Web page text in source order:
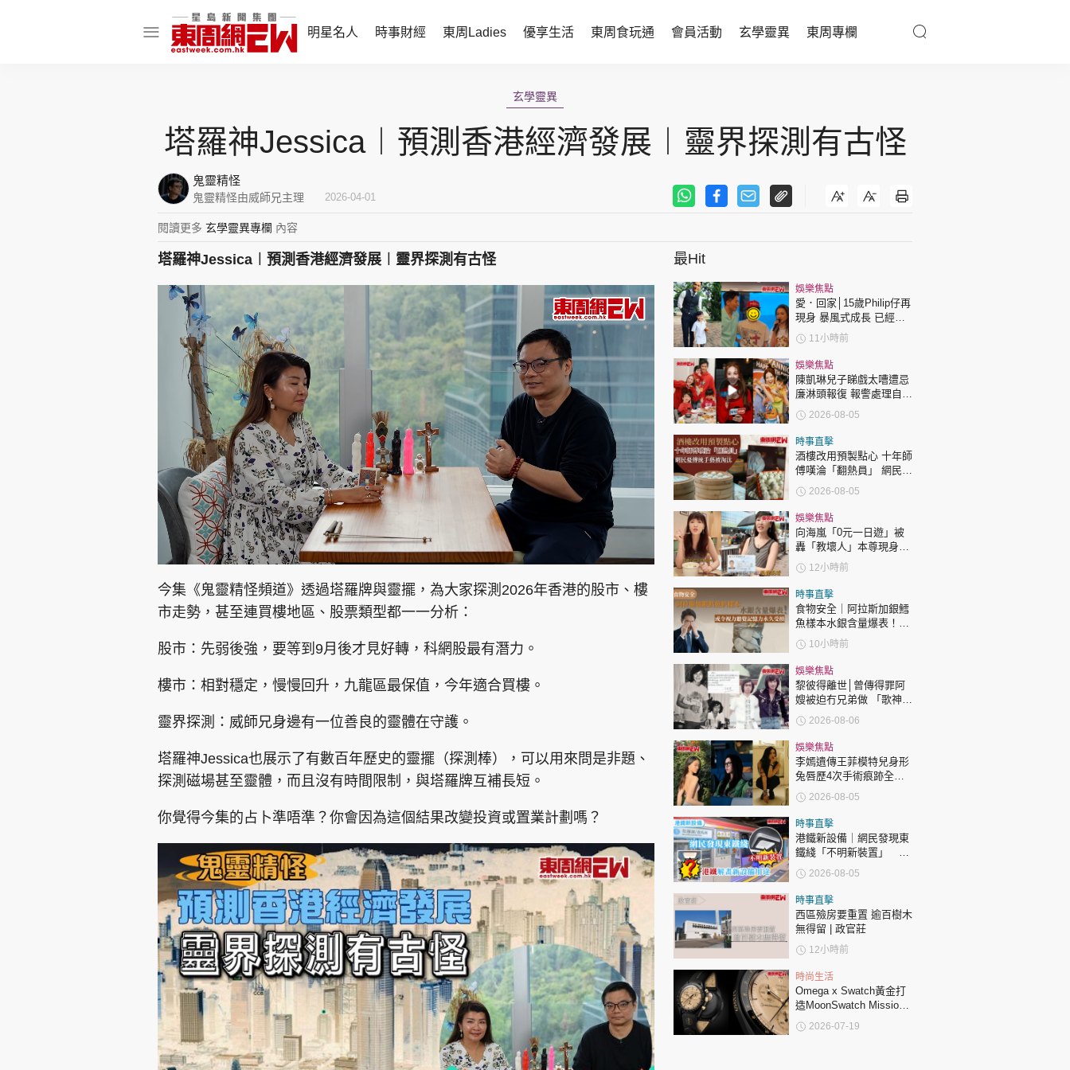
明星名人 時事財經 東周Ladies 優享生活 東周食玩通 會員活動 玄學靈異 東周專欄
娛樂焦點
話題人物
東姑熱話
時事直擊
財經智庫
東周Ladies
談情說性
時尚生活
醫療百科
親子天地
與寵同行
東周食玩通
樂在灣區
飲食玩樂
會員活動
東周JETSO 東勝運程
智富天下 李居明
神機妙算 李丞責
緣來有理 麥玲玲
鬼靈精怪 威師兄
娛樂名人
文化藝術
時政財經
健康生活
飲食旅遊
集團旗下品牌
東周刊 cazbuyer 東Touch PCM 電腦廣場 星島環球 The Standard 親子王
Copyright © 東周網 版權所有 . 不得轉載 ©Eastweek.com.hk. All rights reserved.
玄學靈異
塔羅神Jessica︱預測香港經濟發展︱靈界探測有古怪
鬼靈精怪
鬼靈精怪由威師兄主理 2026-04-01
閱讀更多 玄學靈異專欄 內容
塔羅神Jessica︱預測香港經濟發展︱靈界探測有古怪
U
n
t
e
L
o
e
d
4
.
%
今集《鬼靈精怪頻道》透過塔羅牌與靈擺，為大家探測2026年香港的股市、樓
市走勢，甚至連買樓地區、股票類型都一一分析：
股市：先弱後強，要等到9月後才見好轉，科網股最有潛力。
樓市：相對穩定，慢慢回升，九龍區最保值，今年適合買樓。
靈界探測：威師兄身邊有一位善良的靈體在守護。
塔羅神Jessica也展示了有數百年歷史的靈擺（探測棒），可以用來問是非題、
探測磁場甚至靈體，而且沒有時間限制，與塔羅牌互補長短。
你覺得今集的占卜準唔準？你會因為這個結果改變投資或置業計劃嗎？
最Hit
娛樂焦點
愛．回家│15歲Philip仔再
現身 暴風式成長 已經高
過「三太」樊亦敏！
11小時前
娛樂焦點
陳凱琳兒子睇戲太嘈遭忌
廉淋頭報復 報警處理自責
護子不力 歐錦棠陳倩揚齊
表態「媽媽有責任」
2026-08-05
時事直擊
酒樓改用預製點心 十年師
傅嘆淪「翻熱員」 網民憂
傳統手藝被淘汰
2026-08-05
娛樂焦點
向海嵐「0元一日遊」被
轟「教壞人」本尊現身回
應網民
12小時前
時事直擊
食物安全｜阿拉斯加銀鱈
魚樣本水銀含量爆表！或
令視力聽覺記憶力永久受
損
10小時前
娛樂焦點
黎彼得離世│曾傳得罪阿
嫂被迫冇兄弟做 「歌神」
許冠傑親筆撰寫悼念忘友
2026-08-06
娛樂焦點
李嫣遺傳王菲模特兒身形
兔唇歷4次手術痕跡全消
變身美少女顏值升級
2026-08-05
時事直擊
港鐵新設備｜網民發現東
鐵綫「不明新裝置」 港
鐵解畫新設備用途
2026-08-05
時事直擊
西區殮房要重置 逾百樹木
無得留 | 政官莊
12小時前
時尚生活
Omega x Swatch黃金打
造MoonSwatch Mission
to the Moon 1969！要答
啱32條問題先買到？
2026-07-19